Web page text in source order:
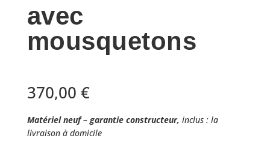
avec
mousquetons
370,00 €
Matériel neuf – garantie constructeur, inclus : la
livraison à domicile